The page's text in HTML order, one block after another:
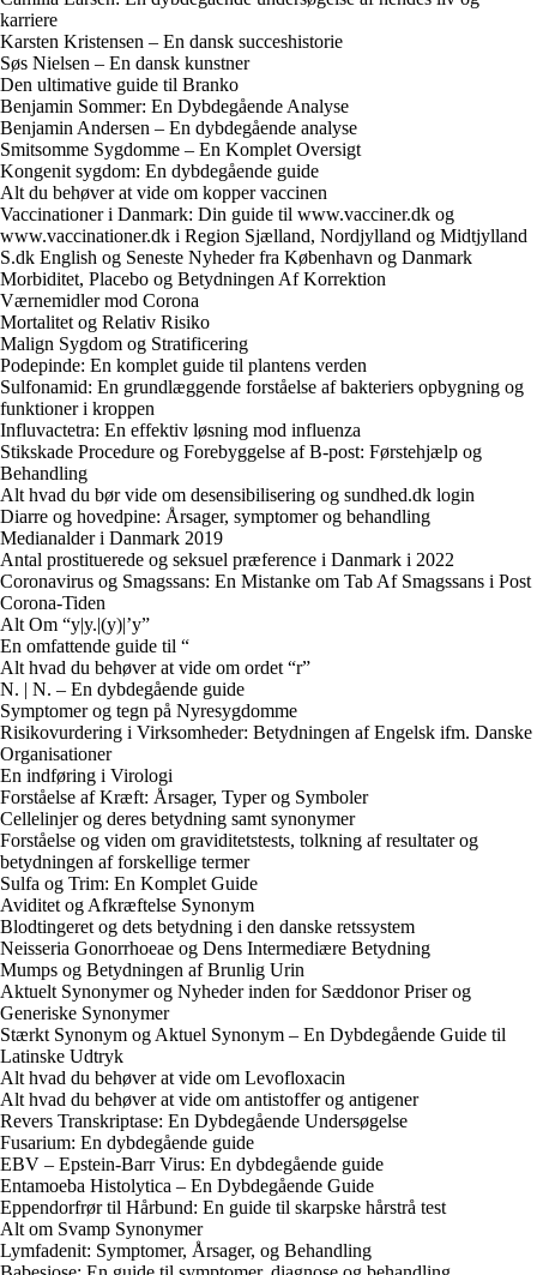
karriere
Karsten Kristensen – En dansk succeshistorie
Søs Nielsen – En dansk kunstner
Den ultimative guide til Branko
Benjamin Sommer: En Dybdegående Analyse
Benjamin Andersen – En dybdegående analyse
Smitsomme Sygdomme – En Komplet Oversigt
Kongenit sygdom: En dybdegående guide
Alt du behøver at vide om kopper vaccinen
Vaccinationer i Danmark: Din guide til www.vacciner.dk og
www.vaccinationer.dk i Region Sjælland, Nordjylland og Midtjylland
S.dk English og Seneste Nyheder fra København og Danmark
Morbiditet, Placebo og Betydningen Af Korrektion
Værnemidler mod Corona
Mortalitet og Relativ Risiko
Malign Sygdom og Stratificering
Podepinde: En komplet guide til plantens verden
Sulfonamid: En grundlæggende forståelse af bakteriers opbygning og
funktioner i kroppen
Influvactetra: En effektiv løsning mod influenza
Stikskade Procedure og Forebyggelse af B-post: Førstehjælp og
Behandling
Alt hvad du bør vide om desensibilisering og sundhed.dk login
Diarre og hovedpine: Årsager, symptomer og behandling
Medianalder i Danmark 2019
Antal prostituerede og seksuel præference i Danmark i 2022
Coronavirus og Smagssans: En Mistanke om Tab Af Smagssans i Post
Corona-Tiden
Alt Om “y|y.|(y)|’y”
En omfattende guide til “
Alt hvad du behøver at vide om ordet “r”
N. | N. – En dybdegående guide
Symptomer og tegn på Nyresygdomme
Risikovurdering i Virksomheder: Betydningen af Engelsk ifm. Danske
Organisationer
En indføring i Virologi
Forståelse af Kræft: Årsager, Typer og Symboler
Cellelinjer og deres betydning samt synonymer
Forståelse og viden om graviditetstests, tolkning af resultater og
betydningen af forskellige termer
Sulfa og Trim: En Komplet Guide
Aviditet og Afkræftelse Synonym
Blodtingeret og dets betydning i den danske retssystem
Neisseria Gonorrhoeae og Dens Intermediære Betydning
Mumps og Betydningen af Brunlig Urin
Aktuelt Synonymer og Nyheder inden for Sæddonor Priser og
Generiske Synonymer
Stærkt Synonym og Aktuel Synonym – En Dybdegående Guide til
Latinske Udtryk
Alt hvad du behøver at vide om Levofloxacin
Alt hvad du behøver at vide om antistoffer og antigener
Revers Transkriptase: En Dybdegående Undersøgelse
Fusarium: En dybdegående guide
EBV – Epstein-Barr Virus: En dybdegående guide
Entamoeba Histolytica – En Dybdegående Guide
Eppendorfrør til Hårbund: En guide til skarpske hårstrå test
Alt om Svamp Synonymer
Lymfadenit: Symptomer, Årsager, og Behandling